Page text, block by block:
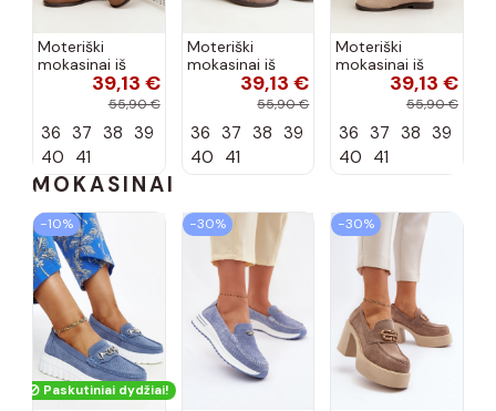
Moteriški
mokasinai iš
dirbtinės
zomšos, rudos
39,13 €
55,90 €
36 37 38 39
40 41
Moteriški
mokasinai iš
dirbtinės
zomšos, molio
39,13 €
55,90 €
36 37 38 39
40 41
Moteriški
mokasinai iš
dirbtinės
zomšos, smėlio
39,13 €
55,90 €
36 37 38 39
40 41
MOKASINAI
−10%
Paskutiniai dydžiai!
−30% −30%